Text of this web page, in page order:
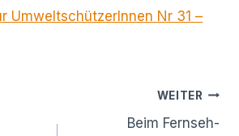
UmweltschützerInnen Nr 31 –
WEITER
Beim Fernseh-